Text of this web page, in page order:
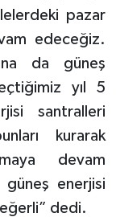
pazar
edeceğiz.
da güneş
yıl 5
santralleri
kurarak
devam
enerjisi
dedi.